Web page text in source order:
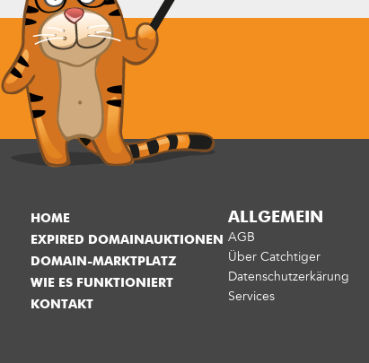
HOME
EXPIRED DOMAINAUKTIONEN
DOMAIN-MARKTPLATZ
WIE ES FUNKTIONIERT
KONTAKT
ALLGEMEIN
AGB
Über Catchtiger
Datenschutzerkärung
Services